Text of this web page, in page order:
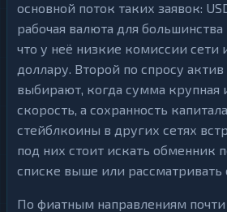
основной поток таких заявок:
рабочая валюта для большинства
что у неё низкие комиссии сети
доллару. Второй по спросу
выбирают, когда сумма крупная
скорость, а сохранность
стейблкоины в других сетях
под них стоит искать обменник
списке выше или рассматривать
По фиатным направлениям